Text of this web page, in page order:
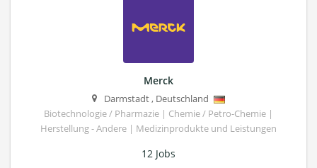
Merck
Darmstadt, Deutschland
Biotechnologie / Pharmazie | Chemie / Petro-Chemie |
Herstellung - Andere | Medizinprodukte und Leistungen
12 Jobs